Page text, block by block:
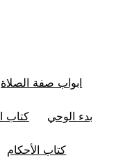
ابواب صفة الصلاة
بدء الوحي كتاب
كتاب الأحكام